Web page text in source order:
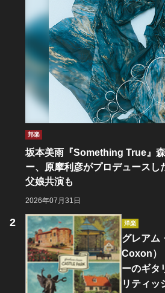
邦楽
坂本美雨『Something True』
ー、原摩利彦がプロデュースし
父娘共演も
2026年07月31日
洋楽
グレアム
Coxon）
ーのギタ
リティッ